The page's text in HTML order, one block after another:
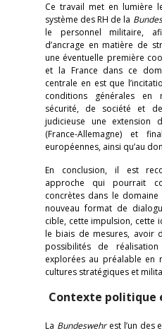
Ce travail met en lumière
système des RH de la
le personnel militaire,
d’ancrage en matière de
une éventuelle première
et la France dans ce
centrale en est que
conditions générales
sécurité, de société et
judicieuse une extension
(France-Allemagne) et
européennes, ainsi qu’au
En conclusion, il est
approche qui pourrait
concrètes dans le
nouveau format de
cible, cette impulsion, cette
le biais de mesures, avoir
possibilités de
explorées au préalable en
cultures stratégiques et
Contexte politique
La Bundeswehrest l’un des